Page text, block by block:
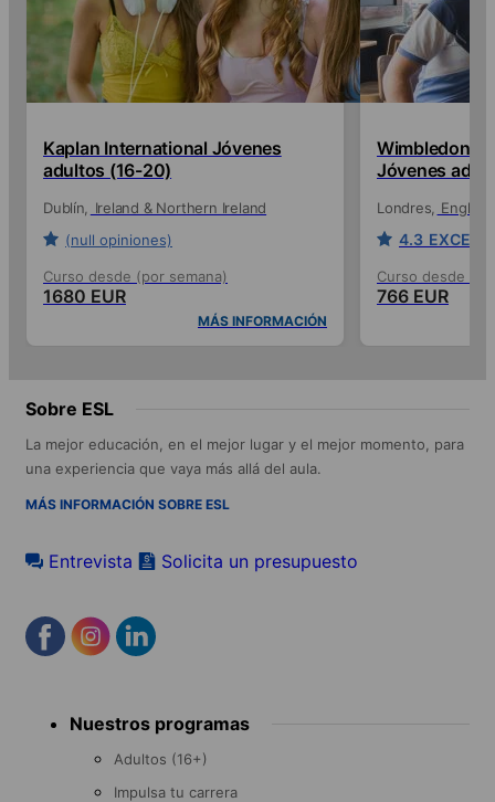
Kaplan International Jóvenes
adultos (16-20)
Dublín
Ireland & Northern Ireland
(null opiniones)
Curso desde (por semana)
1680 EUR
MÁS INFORMACIÓN
Wimbledon
Jóvenes
Londres England
4.3
Curso desde
766 EUR
Sobre ESL
La mejor educación, en el mejor lugar y el mejor momento, para
una experiencia que vaya más allá del aula.
MÁS INFORMACIÓN SOBRE ESL
Entrevista Solicita un presupuesto
menu Nuestros programas
Adultos (16+)
Impulsa tu carrera